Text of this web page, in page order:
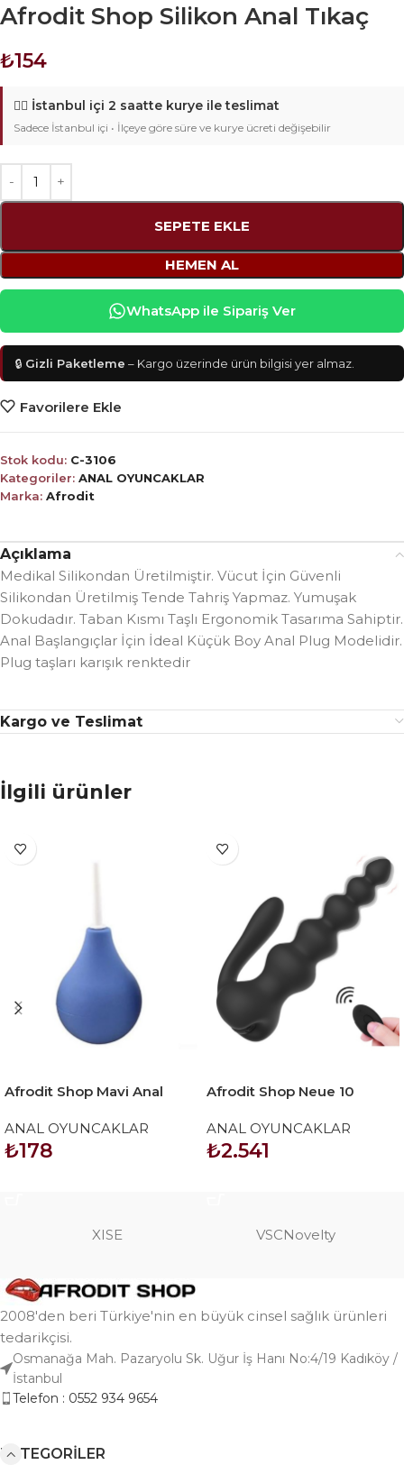
Afrodit Shop Silikon Anal Tıkaç
₺154
🚴‍♂️ İstanbul içi 2 saatte kurye ile teslimat
Sadece İstanbul içi • İlçeye göre süre ve kurye ücreti değişebilir
SEPETE EKLE
HEMEN AL
WhatsApp ile Sipariş Ver
🔒 Gizli Paketleme – Kargo üzerinde ürün bilgisi yer almaz.
Favorilere Ekle
Stok kodu: C-3106
Kategoriler: ANAL OYUNCAKLAR
Marka: Afrodit
Açıklama
Medikal Silikondan Üretilmiştir. Vücut İçin Güvenli
Silikondan Üretilmiş Tende Tahriş Yapmaz. Yumuşak
Dokudadır. Taban Kısmı Taşlı Ergonomik Tasarıma Sahiptir.
Anal Başlangıçlar İçin İdeal Küçük Boy Anal Plug Modelidir.
Plug taşları karışık renktedir
Kargo ve Teslimat
İlgili ürünler
Afrodit Shop Mavi Anal
ANAL OYUNCAKLAR
₺178
Afrodit Shop Neue 10
Boncuklu Plug – Kablosuz
Kumandalı
ANAL OYUNCAKLAR
₺2.541
XISE VSCNovelty
2008'den beri Türkiye'nin en büyük cinsel sağlık ürünleri
tedarikçisi.
Osmanağa Mah. Pazaryolu Sk. Uğur İş Hanı No:4/19 Kadıköy /
İstanbul
Telefon : 0552 934 9654
KATEGORILER